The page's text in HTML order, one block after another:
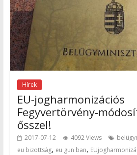
Hírek
EU-jogharmonizációs
Fegyvertörvény-
ősszel!
2017-07-12 4092 Views
eu bizottság, eu gun ban,